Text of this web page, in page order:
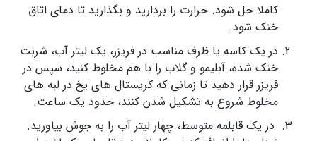
کاملا حل شود. حرارت را بردارید و بگذارید تا دمای اتاق
خنک شود.
در یک کاسه یا ظرف مناسب در فریزر، یک لیتر آب، شربت
خنک شده، آبلیمو و گلاب را با هم مخلوط کنید، سپس در
فریزر قرار دهید تا زمانی که کریستال های یخ در لبه های
مخلوط شروع به تشکیل شدن کنند، حدود یک ساعت.
در یک قابلمه متوسط، چهار لیتر آب را به جوش بیاورید.